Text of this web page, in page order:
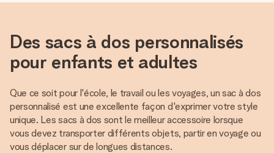
Des sacs à dos personnalisés
pour enfants et adultes
Que ce soit pour l'école, le travail ou les voyages, un sac à dos
personnalisé est une excellente façon d'exprimer votre style
unique. Les sacs à dos sont le meilleur accessoire lorsque
vous devez transporter différents objets, partir en voyage ou
vous déplacer sur de longues distances.